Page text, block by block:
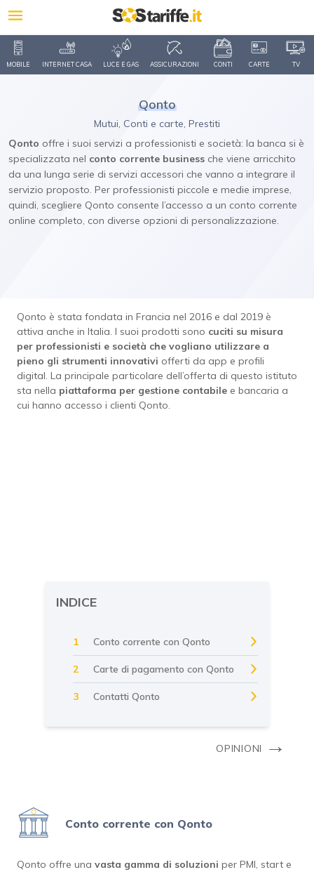
MOBILE INTERNET CASA LUCE E GAS ASSICURAZIONI CONTI CARTE TV
Qonto
Mutui, Conti e carte, Prestiti
Qonto offre i suoi servizi a professionisti e società: la banca si è
specializzata nel conto corrente business che viene arricchito
da una lunga serie di servizi accessori che vanno a integrare il
servizio proposto. Per professionisti piccole e medie imprese,
quindi, scegliere Qonto consente l’accesso a un conto corrente
online completo, con diverse opzioni di personalizzazione.
Qonto è stata fondata in Francia nel 2016 e dal 2019 è
attiva anche in Italia. I suoi prodotti sono cuciti su misura
per professionisti e società che vogliano utilizzare a
pieno gli strumenti innovativi offerti da app e profili
digital. La principale particolare dell’offerta di questo istituto
sta nella piattaforma per gestione contabile e bancaria a
cui hanno accesso i clienti Qonto.
INDICE
1 Conto corrente con Qonto
2 Carte di pagamento con Qonto
3 Contatti Qonto
OPINIONI →
Conto corrente con Qonto
Qonto offre una vasta gamma di soluzioni per PMI, start e